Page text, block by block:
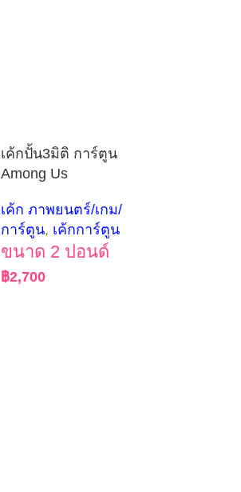
เค้กปั้น3มิติ การ์ตูน
Among Us
เค้ก ภาพยนตร์/เกม/
การ์ตูน, เค้กการ์ตูน
ขนาด 2 ปอนด์
฿2,700